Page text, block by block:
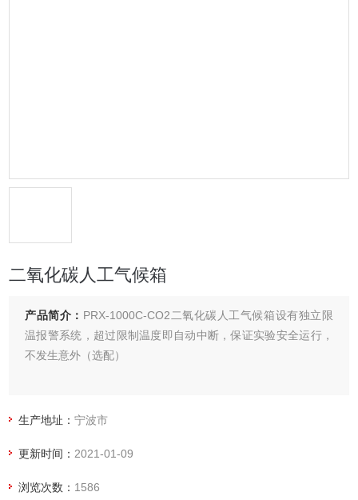
二氧化碳人工气候箱
产品简介： PRX-1000C-CO2二氧化碳人工气候箱设有独立限
温报警系统，超过限制温度即自动中断，保证实验安全运行，
不发生意外（选配）
生产地址：宁波市
更新时间： 2021-01-09
浏览次数： 1586